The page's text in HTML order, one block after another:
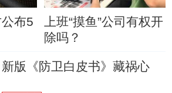
布5
上班“摸鱼”公司有权开
除吗？
新版《防卫白皮书》藏祸心